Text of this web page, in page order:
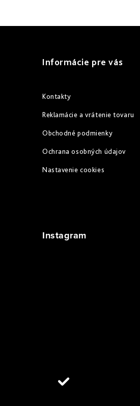
r
k
v
ý
s
u
Informácie pre vás
Kontakty
Reklamácie a vrátenie tovaru
Obchodné podmienky
Ochrana osobných údajov
Nastavenie cookies
Instagram